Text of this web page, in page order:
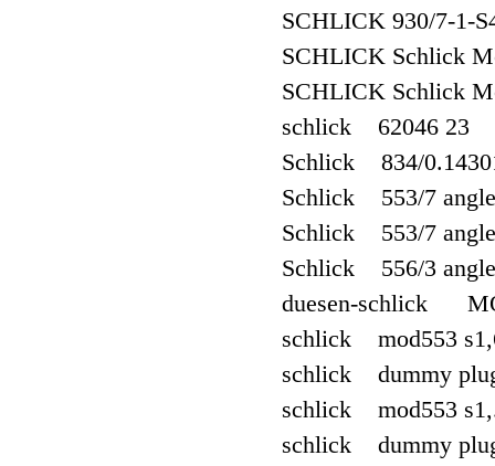
SCHLICK 930/7-1-
SCHLICK Schlick
SCHLICK Schlick
schlick 62046 23
Schlick 834/
Schlick 553/7
Schlick 553/7
Schlick 556/3
duesen-schlick
schlick mod553
schlick dummy
schlick mod553
schlick dummy